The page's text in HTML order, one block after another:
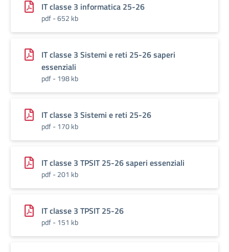
IT classe 3 informatica 25-26
pdf - 652 kb
IT classe 3 Sistemi e reti 25-26 saperi
essenziali
pdf - 198 kb
IT classe 3 Sistemi e reti 25-26
pdf - 170 kb
IT classe 3 TPSIT 25-26 saperi essenziali
pdf - 201 kb
IT classe 3 TPSIT 25-26
pdf - 151 kb